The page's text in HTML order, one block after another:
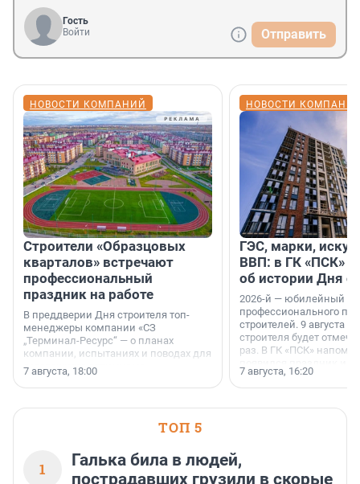
Гость
Войти
Отправить
НОВОСТИ КОМПАНИЙ
Строители «Образцовых
кварталов» встречают
профессиональный
праздник на работе
В преддверии Дня строителя топ-
менеджеры компании «СЗ
„Терминал-Ресурс“ — о планах
компании, испытаниях и поводах для
осторожного оптимизма.
7 августа, 18:00
НОВОСТИ
ГЭС, марки,
ВВП: в ГК «ПСК»
об истории Дня
2026-й — юбилейный
профессионального
строителей. 9 августа
строителя будет
раз. В ГК «ПСК»
поменялась роль
7 августа, 16:20
ТОП 5
1
Галька била в людей,
пострадавших грузили в скорые